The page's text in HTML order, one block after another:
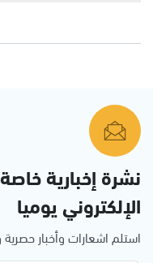
نشرة إخبارية
الإلكتروني يوميا
استلم اشعارات وأخبار